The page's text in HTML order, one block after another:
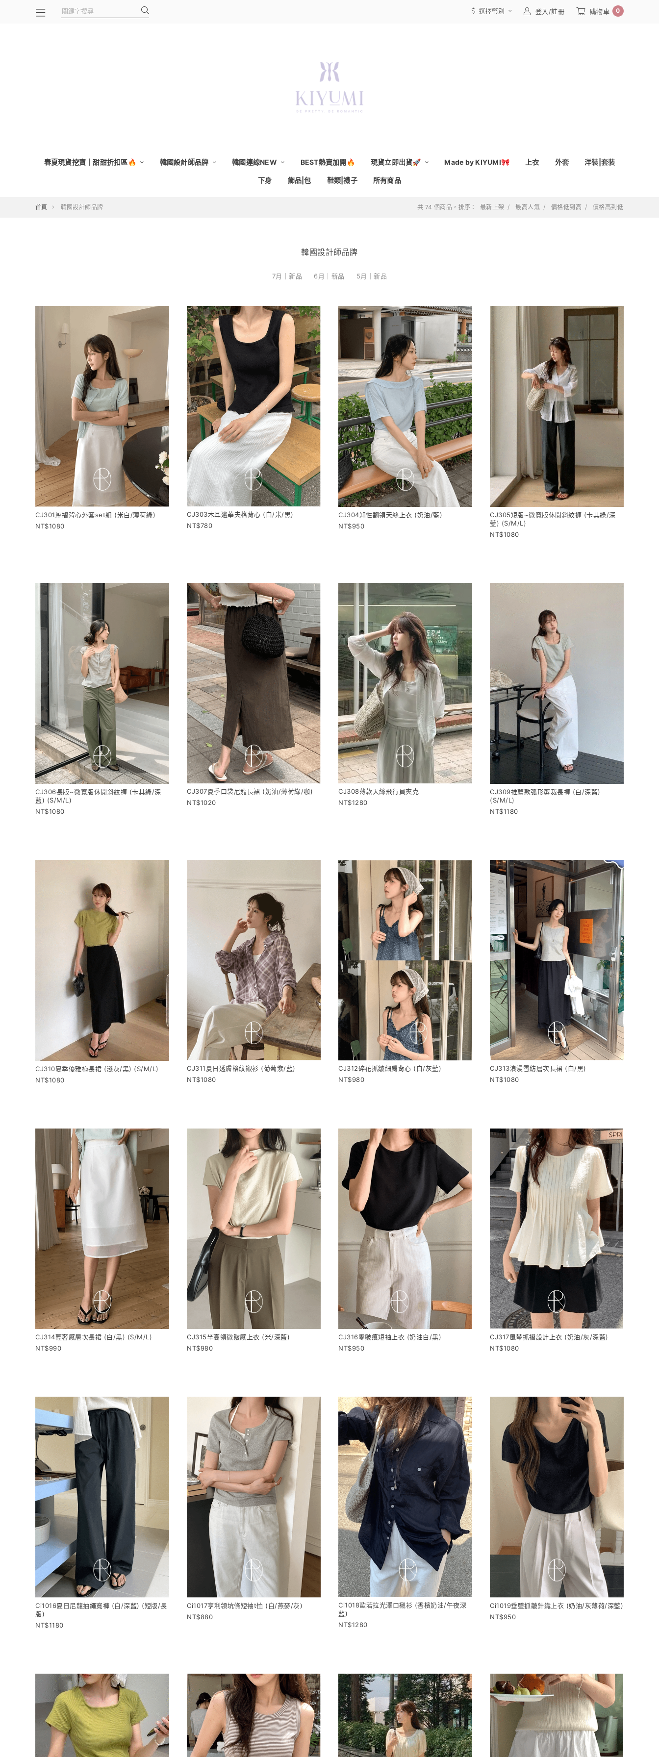
選擇幣別 登入/註冊 購物車 0
春夏現貨挖寶｜甜甜折扣區🔥 韓國設計師品牌 韓國連線NEW BEST熱賣加開🔥 現貨立即出貨🚀 Made by KIYUMI🎀 上衣 外套 洋裝|套裝
下身 飾品|包 鞋類|襪子 所有商品
首頁 韓國設計師品牌 共 74 個商品，排序： 最新上架 最高人氣 價格低到高 價格高到低
韓國設計師品牌
7月｜新品 6月｜新品 5月｜新品
CJ301壓褶背心外套set組 (米白/薄荷綠)
1080
CJ303木耳邊華夫格背心 (白/米/黑)
780
CJ304知性翻領天絲上衣 (奶油/藍)
950
CJ305短版~微寬版休閒斜紋褲 (卡其綠/深
藍) (S/M/L)
1080
CJ306長版~微寬版休閒斜紋褲 (卡其綠/深
藍) (S/M/L)
1080
CJ307夏季口袋尼龍長裙 (奶油/薄荷綠/咖)
1020
CJ308薄款天絲飛行員夾克
1280
CJ309推薦款弧形剪裁長褲 (白/深藍)
(S/M/L)
1180
CJ310夏季優雅極長裙 (淺灰/黑) (S/M/L)
1080
CJ311夏日透膚格紋襯衫 (葡萄紫/藍)
1080
CJ312碎花抓皺細肩背心 (白/灰藍)
980
CJ313浪漫雪紡層次長裙 (白/黑)
1080
CJ314輕奢感層次長裙 (白/黑) (S/M/L)
990
CJ315半高領微皺感上衣 (米/深藍)
980
CJ316零皺痕短袖上衣 (奶油白/黑)
950
CJ317風琴抓褶設計上衣 (奶油/灰/深藍)
1080
Ci1016夏日尼龍抽繩寬褲 (白/深藍) (短版/長
版)
1180
Ci1017亨利領坑條短袖t恤 (白/燕麥/灰)
880
Ci1018歐若拉光澤口襯衫 (香檳奶油/午夜深
藍)
1280
Ci1019垂墜抓皺針織上衣 (奶油/灰薄荷/深藍)
950